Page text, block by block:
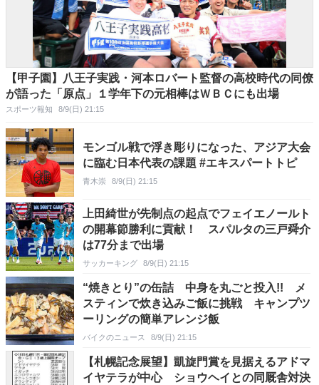
【甲子園】八王子実践・河本ロバート監督の高校時代の同僚
が語った「原点」１学年下の元相棒はＷＢＣにも出場
スポーツ報知 8/9(日) 21:15
モンゴル戦で浮き彫りになった、アジア大会
に臨む日本代表の課題 #エキスパートトピ
青木崇 8/9(日) 21:15
上田綺世が先制点の起点でフェイエノールト
の開幕節勝利に貢献！ スパルタの三戸舜介
は77分まで出場
サッカーキング 8/9(日) 21:15
“焼きとり”の缶詰 中身を丸ごと投入!! メ
スティンで炊き込みご飯に挑戦 キャンプツ
ーリングの簡単アレンジ飯
バイクのニュース 8/9(日) 21:15
【札幌記念展望】凱旋門賞を見据えるアドマ
イヤテラが中心 ショウヘイとの同厩舎対決